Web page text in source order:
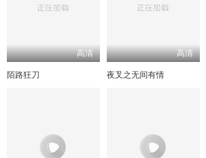
高清
陌路狂刀
高清
夜叉之无间有情